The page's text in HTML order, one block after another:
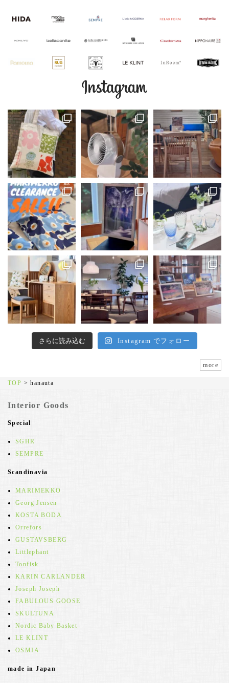
さらに読み込む Instagram でフォロー
more
TOP >hanauta
Interior Goods
Special
SGHR
SEMPRE
Scandinavia
MARIMEKKO
Georg Jensen
KOSTA BODA
Orrefors
GUSTAVSBERG
Littlephant
Tonfisk
KARIN CARLANDER
Joseph Joseph
FABULOUS GOOSE
SKULTUNA
Nordic Baby Basket
LE KLINT
OSMIA
made in Japan